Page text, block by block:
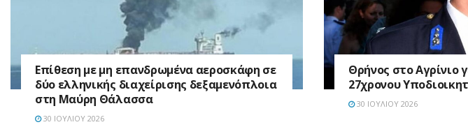
Επίθεση με μη επανδρωμένα αεροσκάφη σε
δύο ελληνικής διαχείρισης δεξαμενόπλοια
στη Μαύρη Θάλασσα
30 ΙΟΥΛΊΟΥ 2026
Θρήνος στο Αγρίνιο
27χρονου
30 ΙΟΥΛΊΟΥ 2026